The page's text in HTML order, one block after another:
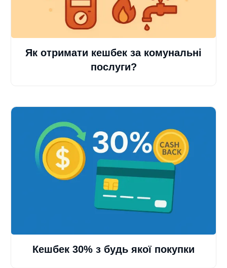
Як отримати кешбек за комунальні
послуги?
Кешбек 30% з будь якої покупки